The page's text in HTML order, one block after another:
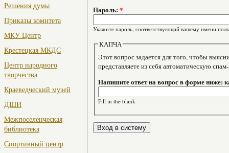
Решения думы
Приказы комитета
МКУ Центр
Крестецкая МКДС
Центр народного
творчества
Краеведческий музей
ДШИ
Межпоселенческая
библиотека
Спортивный центр
Пароль: *
Укажите пароль, соответствующий вашему имени
КАПЧА
Этот вопрос задается для того, чтобы выяснить,
представляете из себя автоматическую
Напишите ответ на вопрос в форме ниже:
Fill in the blank